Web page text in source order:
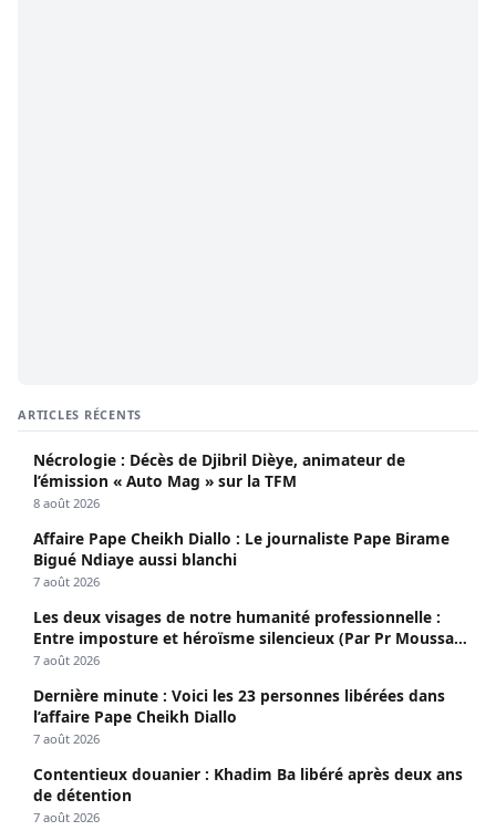
ARTICLES RÉCENTS
Nécrologie : Décès de Djibril Dièye, animateur de
l’émission « Auto Mag » sur la TFM
8 août 2026
Affaire Pape Cheikh Diallo : Le journaliste Pape Birame
Bigué Ndiaye aussi blanchi
7 août 2026
Les deux visages de notre humanité professionnelle :
Entre imposture et héroïsme silencieux (Par Pr Moussa
Seydi)
7 août 2026
Dernière minute : Voici les 23 personnes libérées dans
l’affaire Pape Cheikh Diallo
7 août 2026
Contentieux douanier : Khadim Ba libéré après deux ans
de détention
7 août 2026